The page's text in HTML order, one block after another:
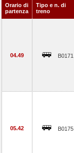
Orario di
partenza
Tipo e n. di
treno
04.49 B0171
05.42 B0175